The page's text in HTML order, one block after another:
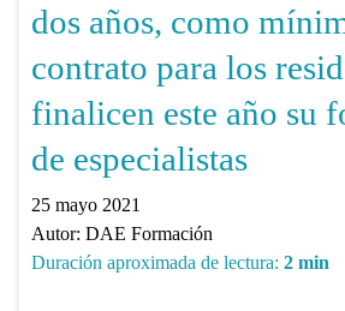
dos años, como
contrato para los
finalicen este año su
de especialistas
25 mayo 2021
Autor: DAE Formación
Duración aproximada de lectura: 2 min